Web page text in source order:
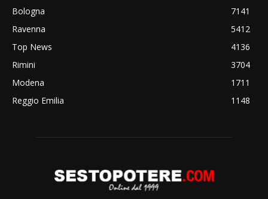
Bologna
7141
Ravenna
5412
Top News
4136
Rimini
3704
Modena
1711
Reggio Emilia
1148